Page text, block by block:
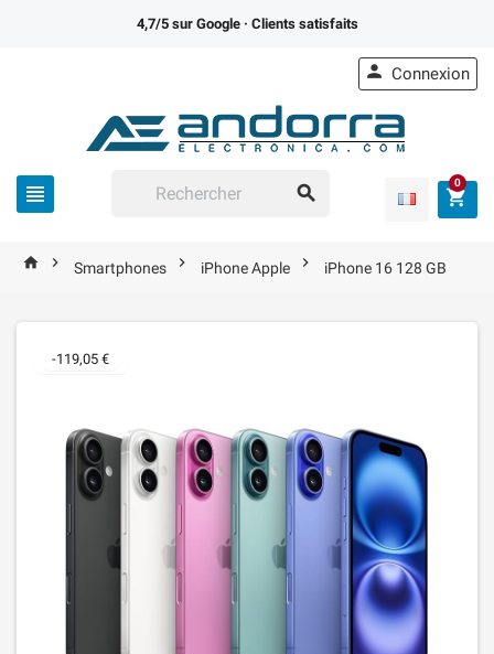
4,7/5 sur Google· Clients satisfaits
 
 Connexion

0
  Smartphones  iPhone Apple  iPhone 16 128 GB
-119,05 €